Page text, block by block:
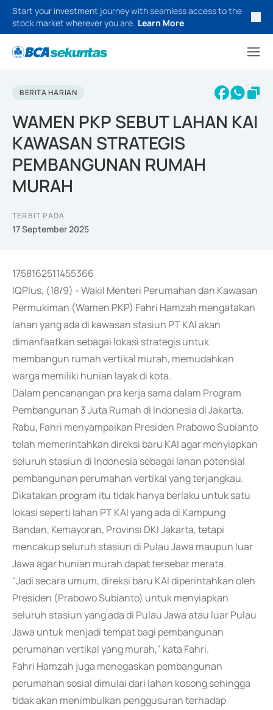
Start your investment journey with seamless access to the
stock market wherever you are. Learn More
BERITA HARIAN
WAMEN PKP SEBUT LAHAN KAI
KAWASAN STRATEGIS
PEMBANGUNAN RUMAH
MURAH
TERBIT PADA
17 September 2025
1758162511455366
IQPlus, (18/9) - Wakil Menteri Perumahan dan Kawasan
Permukiman (Wamen PKP) Fahri Hamzah mengatakan
lahan yang ada di kawasan stasiun PT KAI akan
dimanfaatkan sebagai lokasi strategis untuk
membangun rumah vertikal murah, memudahkan
warga memiliki hunian layak di kota.
Dalam pencanangan pra kerja sama dalam Program
Pembangunan 3 Juta Rumah di Indonesia di Jakarta,
Rabu, Fahri menyampaikan Presiden Prabowo Subianto
telah memerintahkan direksi baru KAI agar menyiapkan
seluruh stasiun di Indonesia sebagai lahan potensial
pembangunan perumahan vertikal yang terjangkau.
Dikatakan program itu tidak hanya berlaku untuk satu
lokasi seperti lahan PT KAI yang ada di Kampung
Bandan, Kemayoran, Provinsi DKI Jakarta, tetapi
mencakup seluruh stasiun di Pulau Jawa maupun luar
Jawa agar hunian murah dapat tersebar merata.
"Jadi secara umum, direksi baru KAI diperintahkan oleh
Presiden (Prabowo Subianto) untuk menyiapkan
seluruh stasiun yang ada di Pulau Jawa atau luar Pulau
Jawa untuk menjadi tempat bagi pembangunan
perumahan vertikal yang murah," kata Fahri.
Fahri Hamzah juga menegaskan pembangunan
perumahan sosial dimulai dari lahan kosong sehingga
tidak akan menimbulkan penggusuran terhadap